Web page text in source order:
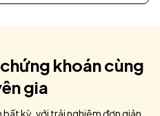
khoán cùng
gia
kỳ, với trải nghiệm đơn giản,